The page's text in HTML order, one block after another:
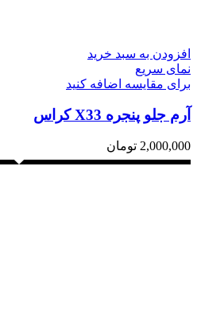
افزودن به سبد خرید
نمای سریع
برای مقایسه اضافه کنید
آرم جلو پنجره X33 کراس
2,000,000 تومان